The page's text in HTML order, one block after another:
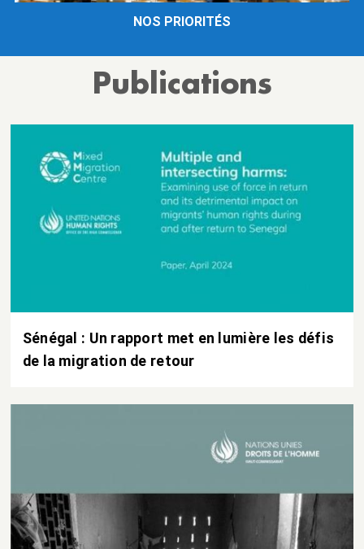
NOS PRIORITÉS
Publications
Sénégal : Un rapport met en lumière les défis
de la migration de retour